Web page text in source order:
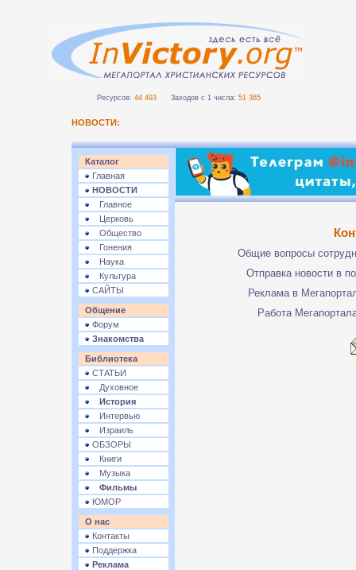
Ресурсов: 44 493 Заходов с 1 числа: 51 365
НОВОСТИ:
Каталог
Главная
НОВОСТИ
Главное
Церковь
Общество
Гонения
Наука
Культура
САЙТЫ
Общение
Форум
Знакомства
Библиотека
СТАТЬИ
Духовное
История
Интервью
Израиль
ОБЗОРЫ
Книги
Музыка
Фильмы
ЮМОР
О нас
Контакты
Поддержка
Реклама
Общие вопросы
Отправка новости в
Реклама в
Работа